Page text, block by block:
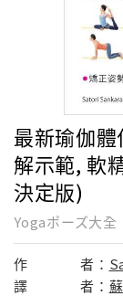
最新瑜伽
解示範, 軟
決定版)
Yogaポーズ大全
作 者：
譯
者：